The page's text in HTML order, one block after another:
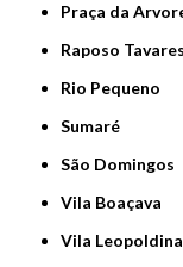
Praça da
Raposo Tavares
Rio Pequeno
Sumaré
São Domingos
Vila Boaçava
Vila Leopoldina